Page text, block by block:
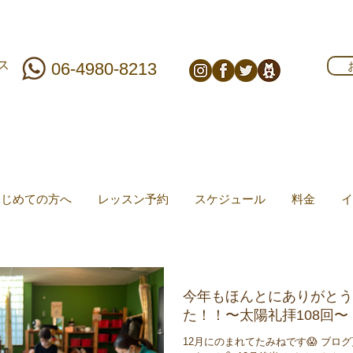
06-4980-8213
めての方へ レッスン予約 スケジュール 料金
今年もほんとにありがと
た！！〜太陽礼拝108回〜
12月にのまれてたみねです😱 ブロ